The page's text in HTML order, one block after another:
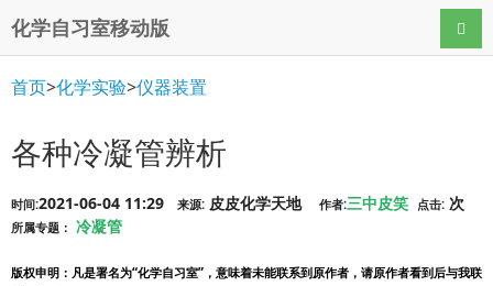
化学自习室移动版 导航
首页>化学实验>仪器装置
各种冷凝管辨析
时间:2021-06-04 11:29 来源: 皮皮化学天地 作者:三中皮笑 点击: 次
所属专题： 冷凝管
版权申明 ：凡是署名为“化学自习室”，意味着未能联系到原作者，请原作者看到后与我联